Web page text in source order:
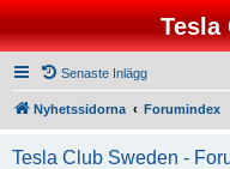
Tesla
Senaste Inlägg
Nyhetssidorna Forumindex
Tesla Club Sweden -